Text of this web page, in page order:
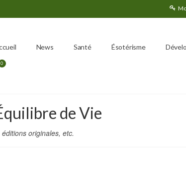
News Santé Ésotérisme
0
de Vie
originales, etc.